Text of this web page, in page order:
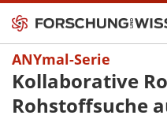
ANYmal-Serie
Kollaborative
Rohstoffsuche